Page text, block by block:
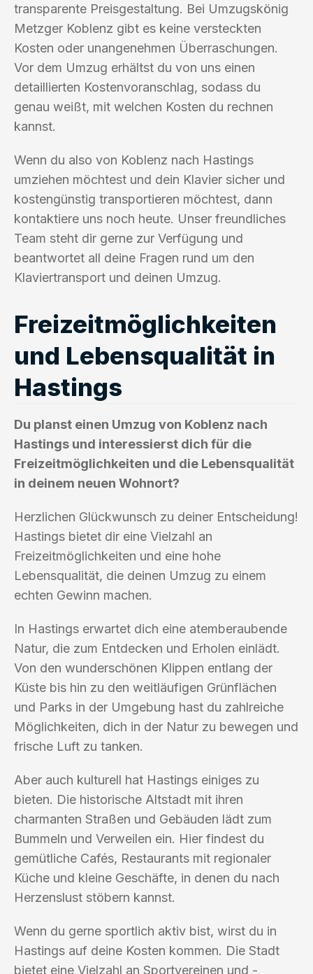
transparente Preisgestaltung. Bei Umzugskönig
Metzger Koblenz gibt es keine versteckten
Kosten oder unangenehmen Überraschungen.
Vor dem Umzug erhältst du von uns einen
detaillierten Kostenvoranschlag, sodass du
genau weißt, mit welchen Kosten du rechnen
kannst.
Wenn du also von Koblenz nach Hastings
umziehen möchtest und dein Klavier sicher und
kostengünstig transportieren möchtest, dann
kontaktiere uns noch heute. Unser freundliches
Team steht dir gerne zur Verfügung und
beantwortet all deine Fragen rund um den
Klaviertransport und deinen Umzug.
Freizeitmöglichkeiten
und Lebensqualität in
Hastings
Du planst einen Umzug von Koblenz nach
Hastings und interessierst dich für die
Freizeitmöglichkeiten und die Lebensqualität
in deinem neuen Wohnort?
Herzlichen Glückwunsch zu deiner Entscheidung!
Hastings bietet dir eine Vielzahl an
Freizeitmöglichkeiten und eine hohe
Lebensqualität, die deinen Umzug zu einem
echten Gewinn machen.
In Hastings erwartet dich eine atemberaubende
Natur, die zum Entdecken und Erholen einlädt.
Von den wunderschönen Klippen entlang der
Küste bis hin zu den weitläufigen Grünflächen
und Parks in der Umgebung hast du zahlreiche
Möglichkeiten, dich in der Natur zu bewegen und
frische Luft zu tanken.
Aber auch kulturell hat Hastings einiges zu
bieten. Die historische Altstadt mit ihren
charmanten Straßen und Gebäuden lädt zum
Bummeln und Verweilen ein. Hier findest du
gemütliche Cafés, Restaurants mit regionaler
Küche und kleine Geschäfte, in denen du nach
Herzenslust stöbern kannst.
Wenn du gerne sportlich aktiv bist, wirst du in
Hastings auf deine Kosten kommen. Die Stadt
bietet eine Vielzahl an Sportvereinen und -